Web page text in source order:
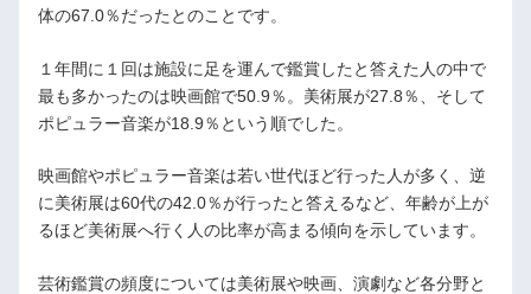
体の67.0％だったとのことです。
１年間に１回は施設に足を運んで鑑賞したと答えた人の中で
最も多かったのは映画館で50.9％。美術展が27.8％、そして
ポピュラー音楽が18.9％という順でした。
映画館やポピュラー音楽は若い世代ほど行った人が多く、逆
に美術展は60代の42.0％が行ったと答えるなど、年齢が上が
るほど美術展へ行く人の比率が高まる傾向を示しています。
芸術鑑賞の頻度については美術展や映画、演劇など各分野と